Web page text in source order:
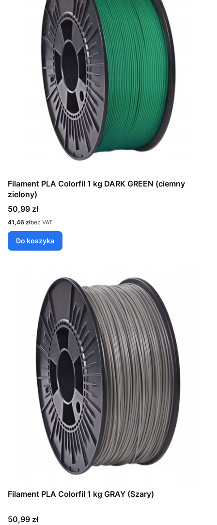
Filament PLA Colorfil 1 kg DARK GREEN (ciemny
zielony)
Cena
50,99 zł
Cena
41,46 złbez VAT
Do koszyka
Filament PLA Colorfil 1 kg GRAY (Szary)
Cena
50,99 zł